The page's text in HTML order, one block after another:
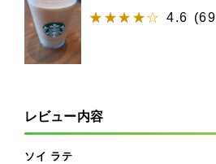
4.6 (69
レビュー内容
ソイ ラテ